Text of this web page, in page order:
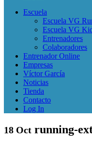
Escuela
Escuela VG
Escuela VG
Entrenadores
Colaboradores
Entrenador Online
Empresas
Víctor García
Noticias
Tienda
Contacto
Log In
18 Oct running-